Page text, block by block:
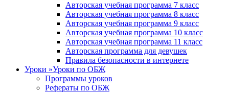
Авторская учебная программа 7 класс
Авторская учебная программа 8 класс
Авторская учебная программа 9 класс
Авторская учебная программа 10 класс
Авторская учебная программа 11 класс
Авторская программа для девушек
Правила безопасности в интернете
Уроки »Уроки по ОБЖ
Программы уроков
Рефераты по ОБЖ